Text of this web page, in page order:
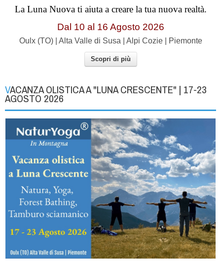
La Luna Nuova ti aiuta a creare la tua nuova realtà.
Dal 10 al 16 Agosto 2026
Oulx (TO) | Alta Valle di Susa | Alpi Cozie | Piemonte
Scopri di più
VACANZA OLISTICA A "LUNA CRESCENTE" | 17-23
AGOSTO 2026